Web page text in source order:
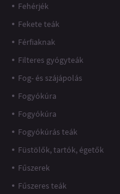
Fehérjék
Fekete teák
Férfiaknak
Filteres gyógyteák
Fog- és szájápolás
Fogyókúra
Fogyókúra
Fogyókúrás teák
Füstölők, tartók, égetők
Fűszerek
Fűszeres teák